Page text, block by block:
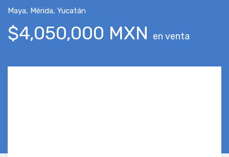
Maya, Mérida, Yucatán
$4,050,000 MXN en venta